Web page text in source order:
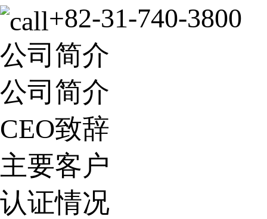
+82-31-740-3800
公司简介
公司简介
CEO致辞
主要客户
认证情况